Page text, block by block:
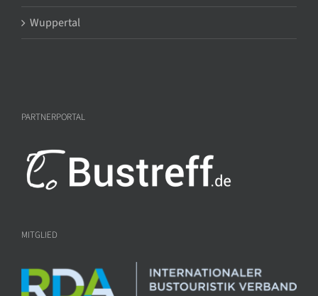
Wuppertal
PARTNERPORTAL
MITGLIED